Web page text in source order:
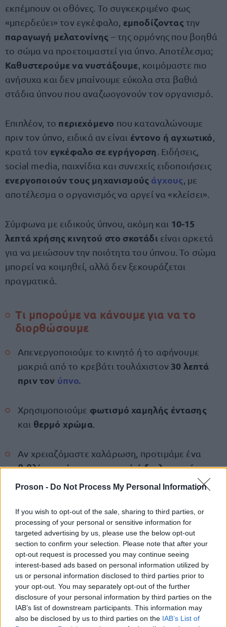
Proson - Do Not Process My Personal Information
If you wish to opt-out of the sale, sharing to third parties, or
processing of your personal or sensitive information for
targeted advertising by us, please use the below opt-out
section to confirm your selection. Please note that after your
opt-out request is processed you may continue seeing
interest-based ads based on personal information utilized by
us or personal information disclosed to third parties prior to
your opt-out. You may separately opt-out of the further
disclosure of your personal information by third parties on the
IAB’s list of downstream participants. This information may
also be disclosed by us to third parties on the IAB’s List of
εκπέμπουν οι οθόνες. Το συγκεκριμένο φως
«μπερδεύει» τον εγκέφαλο, εμποδίζονταςτην
παραγωγή μελατονίνης – της ορμόνης που βοηθά
το σώμα να προετοιμαστεί για ύπνο. Αποτέλεσμα;
Καθυστερούμε να νυστάξουμε , κοιμόμαστε πιο
ανήσυχα και δεν μπαίνουμε εύκολα στα βαθιά
στάδια ύπνου που αναζωογονούν τον οργανισμό.
Επιπλέον, το περιεχόμενο που καταναλώνουμε
πριν τον ύπνο, ειδικά αν είναι έντονο ή αγχωτικό
κρατά τον εγκέφαλο σε εγρήγορση . Ειδήσεις,
social media, παιχνίδια και συνεχείς ειδοποιήσεις
ενεργοποιούν τους μηχανισμούς άγχους , με
αποτέλεσμα ο οργανισμός να αργεί να «κλείσει».
Σύμφωνα με ειδικούς ύπνου, ακόμη και 10-15
λεπτά χρήσης κινητού στο σκοτάδι είναι αρκετά
για να μειώσουν την ποιότητα του ύπνου. Το σώμα
μπορεί να κοιμηθεί, αλλά δεν ξεκουράζεται
πραγματικά.
Τι μπορούμε να κάνουμε για να το
διορθώσουμε
Απενεργοποιούμε το κινητό ή το αφήνουμε
μακριά από το κρεβάτι τουλάχιστον 30 λεπτά
πριν τον ύπνο.
Χρησιμοποιούμε φωτισμό χαμηλής έντασης
και θερμό χρώμα
Αν χρειαζόμαστε χαλάρωση, προτιμάμε ένα
βιβλίο, ευχάριστη μουσική ή διαλογισμό.
να φαίνεται μικρή, αλλά έχειμεγάλη επίδραση
στην ενέργεια, τη συγκέντρωση και τη διάθεση της
επόμενης ημέρας. Αν σταματήσουμε να κοιτάμε το
κινητό πριν κοιμηθούμε, ο ύπνος μας γίνεται
καλύτερος – και μαζί του, η ποιότητα της ζωής μας.
ΑΣΕΠ: Πιστοποίηση Αγγλικών σε